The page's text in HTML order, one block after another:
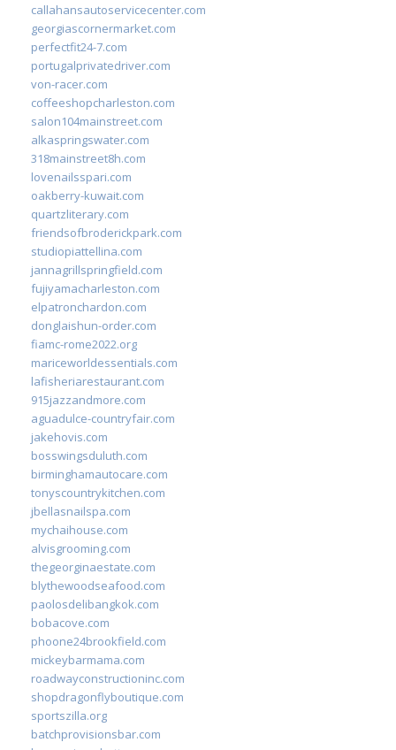
callahansautoservicecenter.com
georgiascornermarket.com
perfectfit24-7.com
portugalprivatedriver.com
von-racer.com
coffeeshopcharleston.com
salon104mainstreet.com
alkaspringswater.com
318mainstreet8h.com
lovenailsspari.com
oakberry-kuwait.com
quartzliterary.com
friendsofbroderickpark.com
studiopiattellina.com
jannagrillspringfield.com
fujiyamacharleston.com
elpatronchardon.com
donglaishun-order.com
fiamc-rome2022.org
mariceworldessentials.com
lafisheriarestaurant.com
915jazzandmore.com
aguadulce-countryfair.com
jakehovis.com
bosswingsduluth.com
birminghamautocare.com
tonyscountrykitchen.com
jbellasnailspa.com
mychaihouse.com
alvisgrooming.com
thegeorginaestate.com
blythewoodseafood.com
paolosdelibangkok.com
bobacove.com
phoone24brookfield.com
mickeybarmama.com
roadwayconstructioninc.com
shopdragonflyboutique.com
sportszilla.org
batchprovisionsbar.com